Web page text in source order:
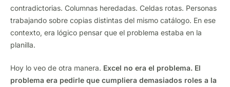
contradictorias. Columnas heredadas. Celdas rotas. Personas
trabajando sobre copias distintas del mismo catálogo. En ese
contexto, era lógico pensar que el problema estaba en la
planilla.
Hoy lo veo de otra manera. Excel no era el problema. El
problema era pedirle que cumpliera demasiados roles a la